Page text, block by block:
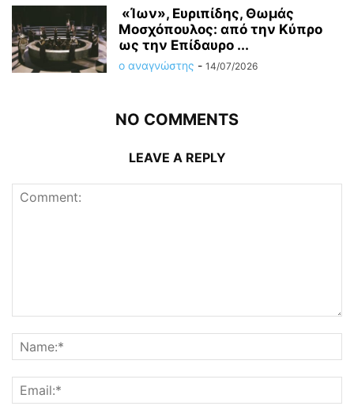
«Ίων», Ευριπίδης, Θωμάς
Μοσχόπουλος: από την Κύπρο
ως την Επίδαυρο ...
ο αναγνώστης - 14/07/2026
NO COMMENTS
LEAVE A REPLY